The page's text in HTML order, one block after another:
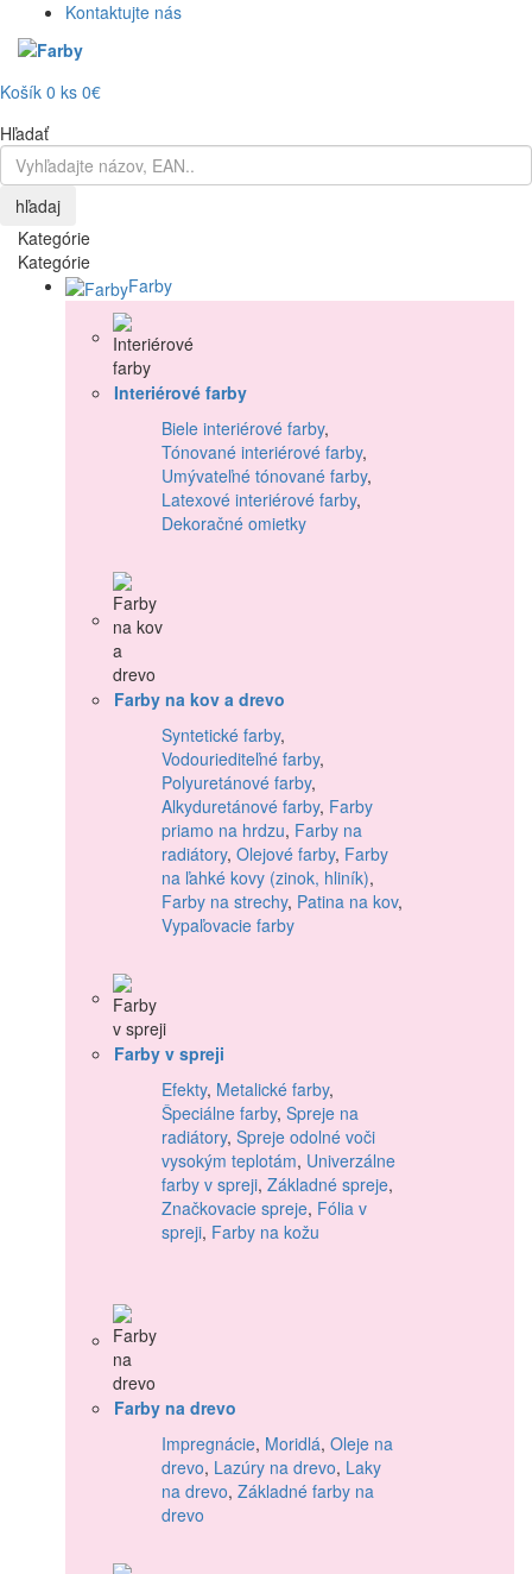
Kontaktujte nás
Košík 0 ks 0€
Hľadať
hľadaj
Kategórie
Kategórie
Farby
Interiérové farby
Biele interiérové farby,
Tónované interiérové farby,
Umývateľné tónované farby,
Latexové interiérové farby,
Dekoračné omietky
Farby na kov a drevo
Syntetické farby,
Vodouriediteľné farby,
Polyuretánové farby,
Alkyduretánové farby, Farby
priamo na hrdzu, Farby na
radiátory, Olejové farby, Farby
na ľahké kovy (zinok, hliník),
Farby na strechy, Patina na kov,
Vypaľovacie farby
Farby v spreji
Efekty, Metalické farby,
Špeciálne farby, Spreje na
radiátory, Spreje odolné voči
vysokým teplotám, Univerzálne
farby v spreji, Základné spreje,
Značkovacie spreje, Fólia v
spreji, Farby na kožu
Farby na drevo
Impregnácie, Moridlá, Oleje na
drevo, Lazúry na drevo, Laky
na drevo, Základné farby na
drevo